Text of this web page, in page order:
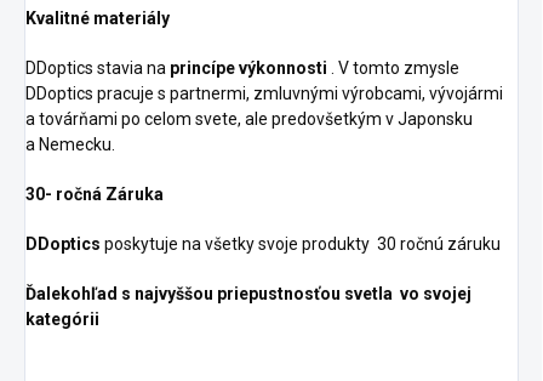
Kvalitné materiály
DDoptics stavia na princípe výkonnosti . V tomto zmysle
DDoptics pracuje s partnermi, zmluvnými výrobcami, vývojármi
a továrňami po celom svete, ale predovšetkým v Japonsku
a Nemecku.
30- ročná Záruka
DDoptics poskytuje na všetky svoje produkty 30 ročnú záruku
Ďalekohľad s najvyššou priepustnosťou svetla vo svojej
kategórii